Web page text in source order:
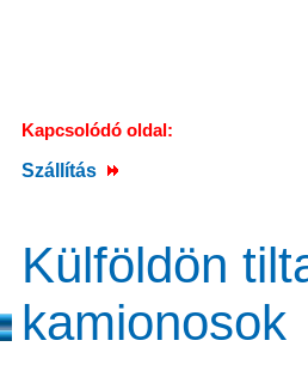
Kapcsolódó oldal:
Szállítás
Külföldön
kamionosok